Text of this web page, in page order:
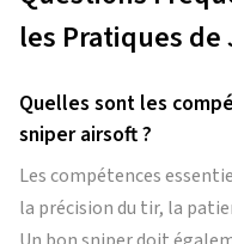
les Pratiques
Quelles sont les
sniper airsoft ?
Les compétences
la précision du tir, la